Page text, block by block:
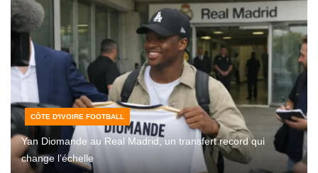
CÔTE D'IVOIRE FOOTBALL
Yan Diomande au Real Madrid, un transfert record qui
change l’échelle